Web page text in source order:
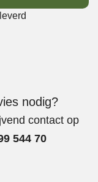
nodig?
contact op
544 70